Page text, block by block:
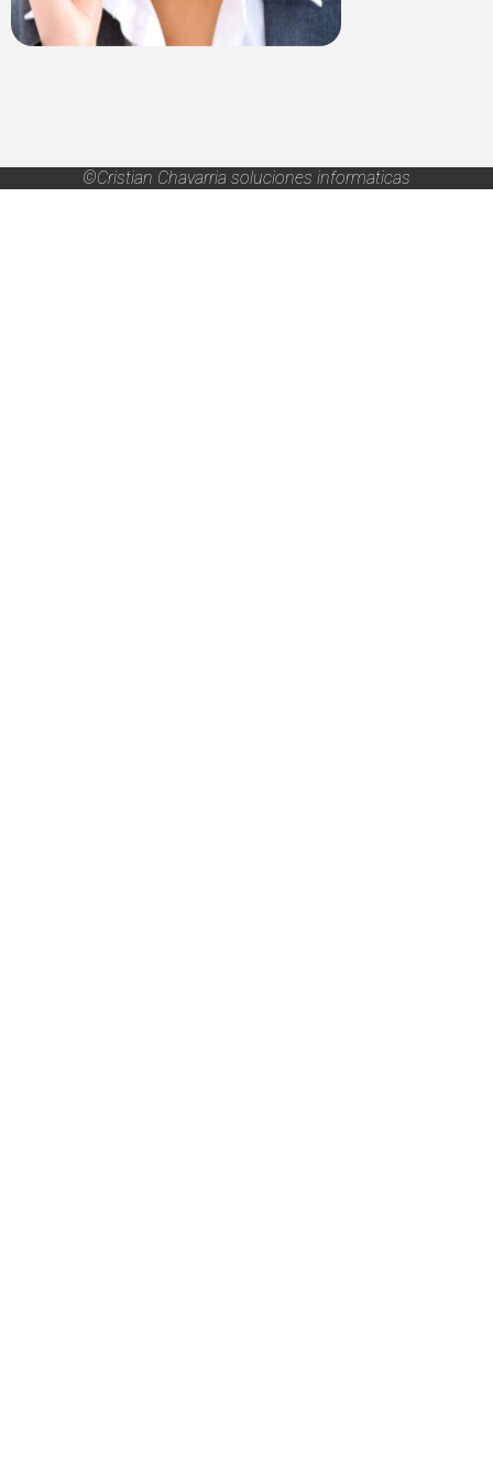
©Cristian Chavarria soluciones informaticas